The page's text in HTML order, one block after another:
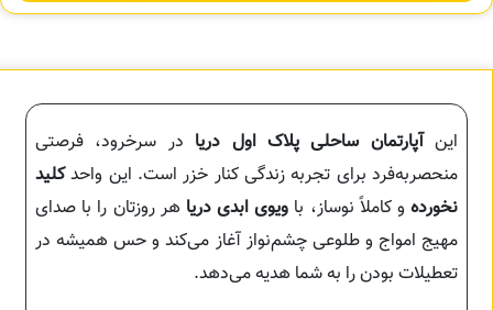
اینآپارتمان ساحلی پلاک اول دریا در سرخرود، فرصتی
منحصر‌به‌فرد برای تجربه زندگی کنار خزر است. این واحدکلید
نخوردهو کاملاً نوساز، با ویوی ابدی دریا هر روزتان را با صدای
مهیج امواج و طلوعی چشم‌نواز آغاز می‌کند و حس همیشه در
تعطیلات بودن را به شما هدیه می‌دهد.